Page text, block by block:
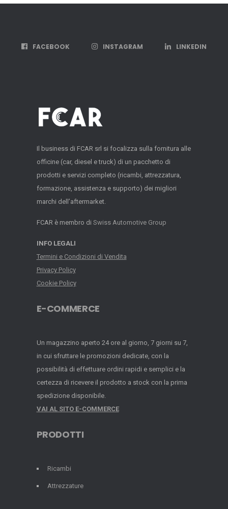
FACEBOOK INSTAGRAM LINKEDIN
Il business di FCAR srl si focalizza sulla fornitura alle
officine (car, diesel e truck) di un pacchetto di
prodotti e servizi completo (ricambi, attrezzatura,
formazione, assistenza e supporto) dei migliori
marchi dell’aftermarket.
FCAR è membro di Swiss Automotive Group
INFO LEGALI
Termini e Condizioni di Vendita
Privacy Policy
Cookie Policy
E-COMMERCE
Un magazzino aperto 24 ore al giorno, 7 giorni su 7,
in cui sfruttare le promozioni dedicate, con la
possibilità di effettuare ordini rapidi e semplici e la
certezza di ricevere il prodotto a stock con la prima
spedizione disponibile.
VAI AL SITO E-COMMERCE
PRODOTTI
Ricambi
Attrezzature